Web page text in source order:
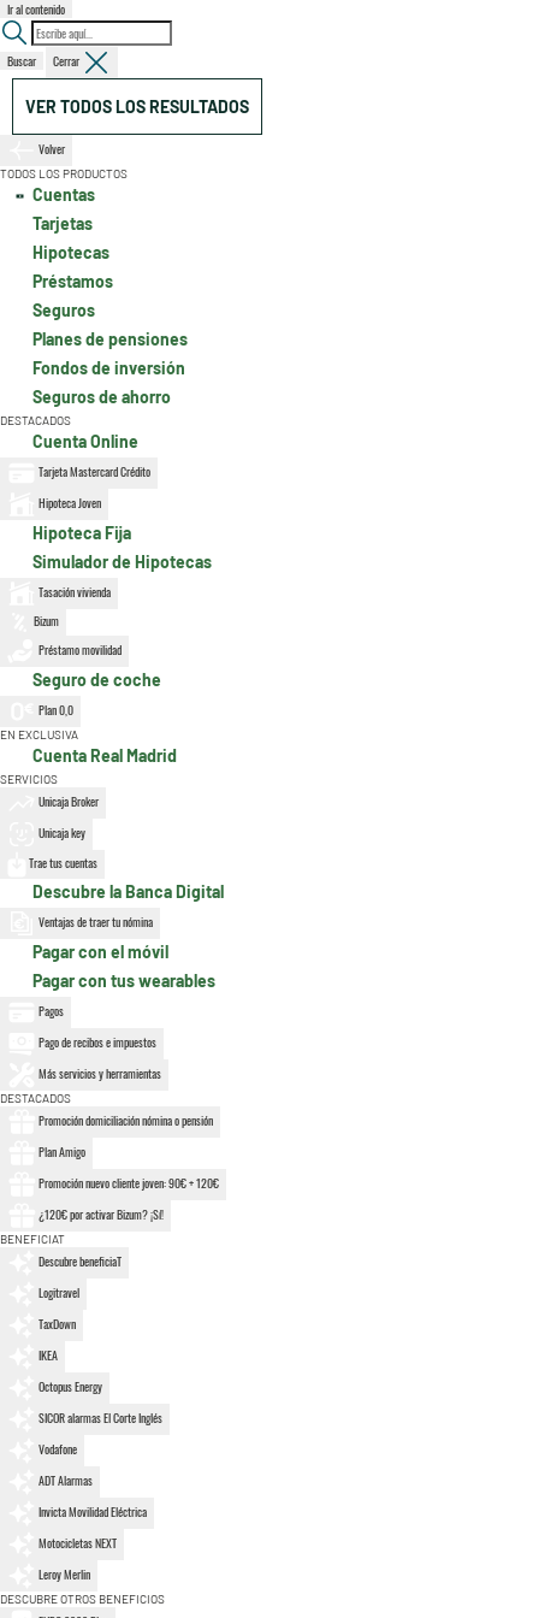
Ir al contenido
Buscar Cerrar
VER TODOS LOS RESULTADOS
Volver
TODOS LOS PRODUCTOS
Cuentas
Tarjetas
Hipotecas
Préstamos
Seguros
Planes de pensiones
Fondos de inversión
Seguros de ahorro
DESTACADOS
Cuenta Online
Tarjeta Mastercard Crédito
Hipoteca Joven
Hipoteca Fija
Simulador de Hipotecas
Tasación vivienda
Bizum
Préstamo movilidad
Seguro de coche
Plan 0,0
EN EXCLUSIVA
Cuenta Real Madrid
SERVICIOS
Unicaja Broker
Unicaja key
Trae tus cuentas
Descubre la Banca Digital
Ventajas de traer tu nómina
Pagar con el móvil
Pagar con tus wearables
Pagos
Pago de recibos e impuestos
Más servicios y herramientas
DESTACADOS
Promoción domiciliación nómina o pensión
Plan Amigo
Promoción nuevo cliente joven: 90€ + 120€
¿120€ por activar Bizum? ¡Sí!
BENEFICIAT
Descubre beneficiaT
Logitravel
TaxDown
IKEA
Octopus Energy
SICOR alarmas El Corte Inglés
Vodafone
ADT Alarmas
Invicta Movilidad Eléctrica
Motocicletas NEXT
Leroy Merlin
DESCUBRE OTROS BENEFICIOS